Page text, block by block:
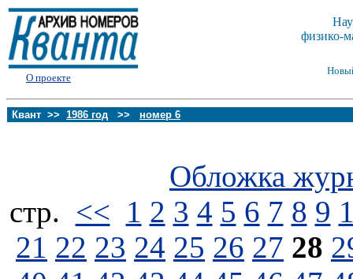
О проекте
физико-
Квант >> 1986 год >> номер 6
Обложка
стp. << 1 2 3 4 5 6 7 8 9
21 22 23 24 25 26 27 28